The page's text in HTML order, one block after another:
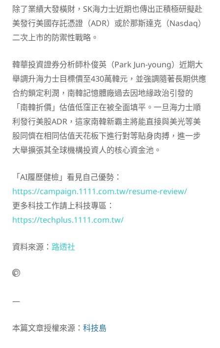
除了業績大發橫財，SK海力士近期也傳出正積極研擬赴
美發行美國存託憑證（ADR）或於那斯達克（Nasdaq）
二次上市的防禦性戰略。
韓華投資證券分析師朴俊英（Park Jun-young）近期大
舉調升海力士目標價至430萬韓元，並強調隨著長期供應
合約鎖定利潤，南韓記憶體廠過去因地緣政治引發的
「南韓折價」估值低窪正在被全面填平。一旦海力士順
利發行美股ADR，這家南韓新霸主將能直接與美光等美
股同儕在相同估值天花板下進行對等貼身肉搏，進一步
大舉擴張其全球機構投資人的核心資金池。
「AI履歷健檢」看見自己優勢：
https://campaign.1111.com.tw/resume-review/
更多科技工作請上科技專區：
https://techplus.1111.com.tw/
資料來源： 路透社
—
本篇文章授權來源： 科技島